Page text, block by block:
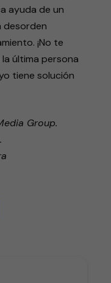
ayuda de un
desorden
¡No te
última persona
tiene solución
Group.